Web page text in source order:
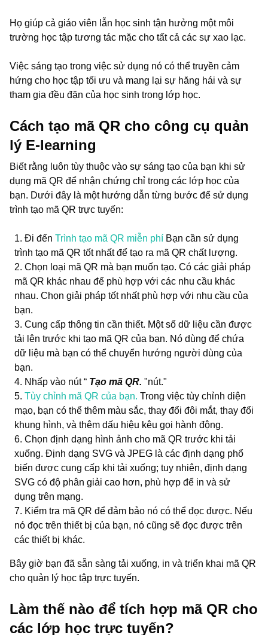
Họ giúp cả giáo viên lẫn học sinh tận hưởng một môi
trường học tập tương tác mặc cho tất cả các sự xao lạc.
Việc sáng tạo trong việc sử dụng nó có thể truyền cảm
hứng cho học tập tối ưu và mang lại sự hăng hái và sự
tham gia đều đặn của học sinh trong lớp học.
Cách tạo mã QR cho công cụ quản
lý E-learning
Biết rằng luôn tùy thuộc vào sự sáng tạo của bạn khi sử
dụng mã QR để nhận chứng chỉ trong các lớp học của
bạn. Dưới đây là một hướng dẫn từng bước để sử dụng
trình tạo mã QR trực tuyến:
Đi đến Trình tạo mã QR miễn phí Bạn cần sử dụng
trình tạo mã QR tốt nhất để tạo ra mã QR chất lượng.
Chọn loại mã QR mà bạn muốn tạo. Có các giải pháp
mã QR khác nhau để phù hợp với các nhu cầu khác
nhau. Chọn giải pháp tốt nhất phù hợp với nhu cầu của
bạn.
Cung cấp thông tin cần thiết. Một số dữ liệu cần được
tải lên trước khi tạo mã QR của bạn. Nó dùng để chứa
dữ liệu mà bạn có thể chuyển hướng người dùng của
bạn.
Nhấp vào nút “ Tạo mã QR. "nút."
Tùy chỉnh mã QR của bạn. Trong việc tùy chỉnh diện
mạo, bạn có thể thêm màu sắc, thay đổi đôi mắt, thay đổi
khung hình, và thêm dấu hiệu kêu gọi hành động.
Chọn định dạng hình ảnh cho mã QR trước khi tải
xuống. Định dạng SVG và JPEG là các định dạng phổ
biến được cung cấp khi tải xuống; tuy nhiên, định dạng
SVG có độ phân giải cao hơn, phù hợp để in và sử
dụng trên mạng.
Kiểm tra mã QR để đảm bảo nó có thể đọc được. Nếu
nó đọc trên thiết bị của bạn, nó cũng sẽ đọc được trên
các thiết bị khác.
Bây giờ bạn đã sẵn sàng tải xuống, in và triển khai mã QR
cho quản lý học tập trực tuyến.
Làm thế nào để tích hợp mã QR cho
các lớp học trực tuyến?